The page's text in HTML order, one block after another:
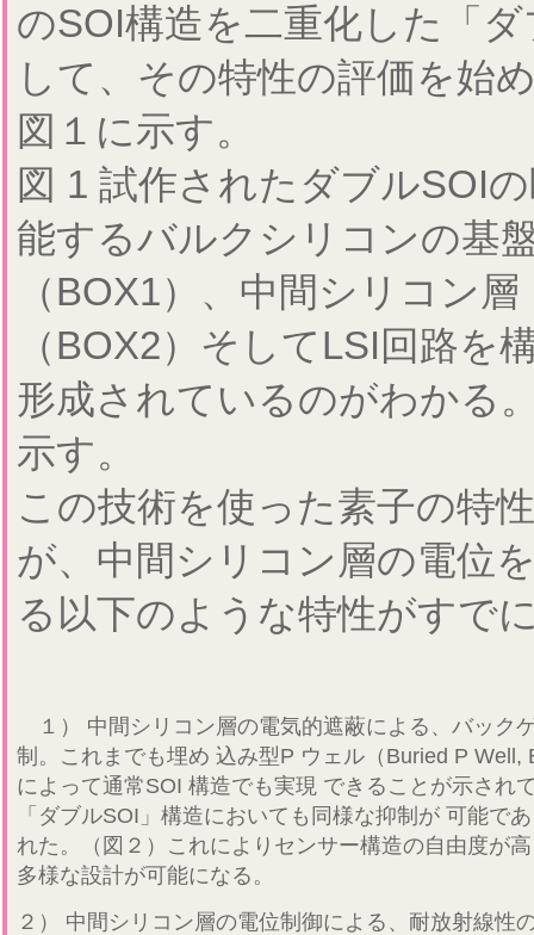
のSOI構造を二重化した「
して、その特性の評価を始
図１に示す。
図 1 試作されたダブルSOI
能するバルクシリコンの基
（BOX1）、中間シリコン
（BOX2）そしてLSI回路を
形成されているのがわかる
示す。
この技術を使った素子の特
が、中間シリコン層の電位
る以下のような特性がすで
１） 中間シリコン層の電気的遮蔽による、バック
制。これまでも埋め 込み型P ウェル（Buried P Well,
によって通常SOI 構造でも実現 できることが示され
「ダブルSOI」構造においても同様な抑制が 可能で
れた。（図２）これによりセンサー構造の自由度が
多様な設計が可能になる。
２） 中間シリコン層の電位制御による、耐放射線性